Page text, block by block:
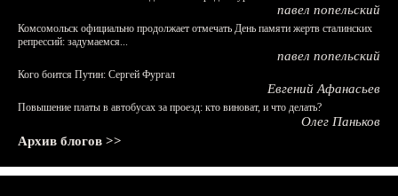
павел попельский
Комсомольск официально продолжает отмечать День памяти жертв сталинских
репрессий: задумаемся...
павел попельский
Кого боится Путин: Сергей Фургал
Евгений Афанасьев
Повышение платы в автобусах за проезд: кто виноват, и что делать?
Олег Паньков
Архив блогов >>